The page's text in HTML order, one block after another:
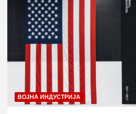
ВОЈНА ИНДУСТРИЈА